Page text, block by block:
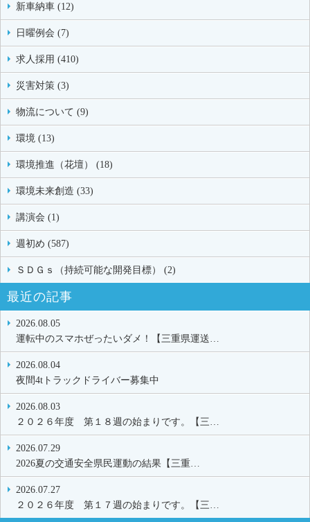
新車納車 (12)
日曜例会 (7)
求人採用 (410)
災害対策 (3)
物流について (9)
環境 (13)
環境推進（花壇） (18)
環境未来創造 (33)
講演会 (1)
週初め (587)
ＳＤＧｓ（持続可能な開発目標） (2)
最近の記事
2026.08.05
運転中のスマホぜったいダメ！【三重県運送…
2026.08.04
夜間4tトラックドライバー募集中
2026.08.03
２０２６年度 第１８週の始まりです。【三…
2026.07.29
2026夏の交通安全県民運動の結果【三重…
2026.07.27
２０２６年度 第１７週の始まりです。【三…